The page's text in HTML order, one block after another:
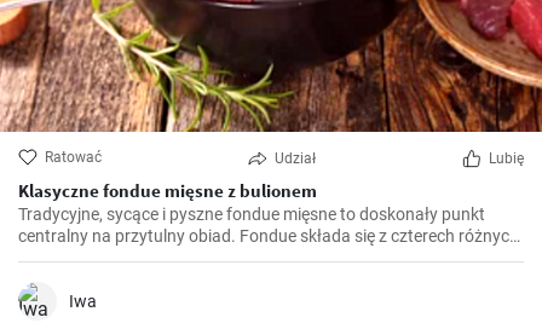
Ratować Udział Lubię
Klasyczne fondue mięsne z bulionem
Tradycyjne, sycące i pyszne fondue mięsne to doskonały punkt
centralny na przytulny obiad. Fondue składa się z czterech różnych
rodzajów mięsa, podawanego wspólnie z aromatycznym sosem do
maczania. Ciesz się tą towarzyską potrawą z rodziną i przyjaciółmi.
Iwa